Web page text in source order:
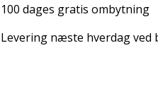
100 dages gratis ombytning
Levering næste hverdag ved